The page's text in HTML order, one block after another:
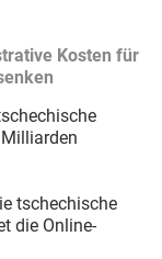
Kosten für
tschechische
die Online-